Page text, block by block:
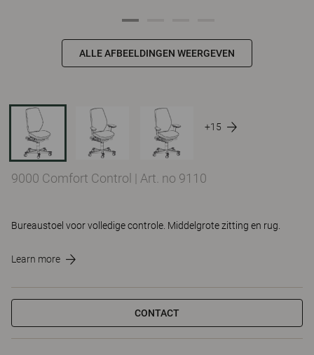
ALLE AFBEELDINGEN WEERGEVEN
+15
9000 Comfort Control | Art. no 9110
Bureaustoel voor volledige controle. Middelgrote zitting en rug.
Learn more
CONTACT